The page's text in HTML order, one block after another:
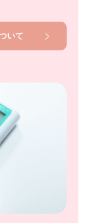
いて